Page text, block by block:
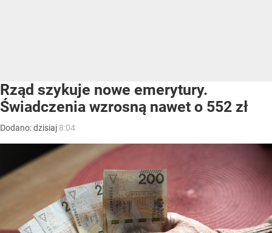
Rząd szykuje nowe emerytury.
Świadczenia wzrosną nawet o 552 zł
Dodano:dzisiaj 8:04